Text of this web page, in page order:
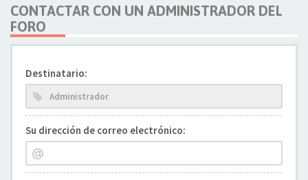
CONTACTAR CON UN ADMINISTRADOR DEL
FORO
Destinatario:
Su dirección de correo electrónico: